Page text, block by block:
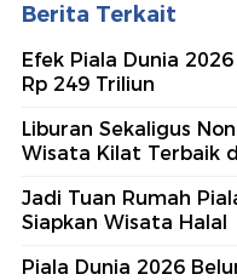
Berita Terkait
Efek Piala Dunia
Rp 249 Triliun
Liburan Sekaligus
Wisata Kilat Terbaik
Jadi Tuan Rumah
Siapkan Wisata Halal
Piala Dunia 2026